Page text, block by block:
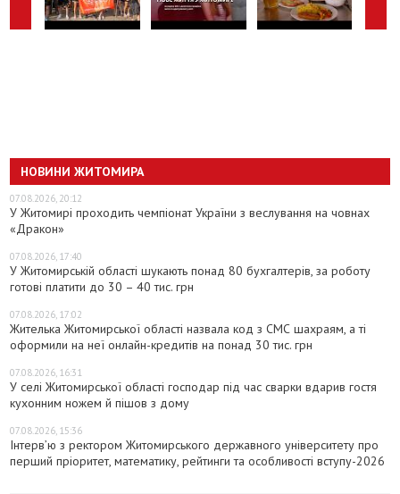
НОВИНИ ЖИТОМИРА
07.08.2026, 20:12
У Житомирі проходить чемпіонат України з веслування на човнах
«Дракон»
07.08.2026, 17:40
У Житомирській області шукають понад 80 бухгалтерів, за роботу
готові платити до 30 – 40 тис. грн
07.08.2026, 17:02
Жителька Житомирської області назвала код з СМС шахраям, а ті
оформили на неї онлайн-кредитів на понад 30 тис. грн
07.08.2026, 16:31
У селі Житомирської області господар під час сварки вдарив гостя
кухонним ножем й пішов з дому
07.08.2026, 15:36
Інтерв’ю з ректором Житомирського державного університету про
перший пріоритет, математику, рейтинги та особливості вступу-2026